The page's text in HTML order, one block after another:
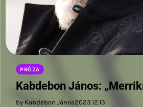
PRÓZA
Kabdebon János:
by Kabdebon János2023.12.13.